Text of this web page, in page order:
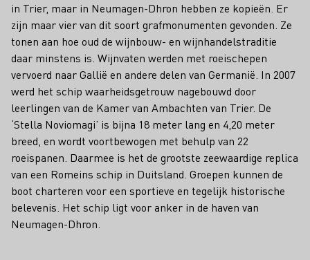
in Trier, maar in Neumagen-Dhron hebben ze kopieën. Er
zijn maar vier van dit soort grafmonumenten gevonden. Ze
tonen aan hoe oud de wijnbouw- en wijnhandelstraditie
daar minstens is. Wijnvaten werden met roeischepen
vervoerd naar Gallië en andere delen van Germanië. In 2007
werd het schip waarheidsgetrouw nagebouwd door
leerlingen van de Kamer van Ambachten van Trier. De
‘Stella Noviomagi’ is bijna 18 meter lang en 4,20 meter
breed, en wordt voortbewogen met behulp van 22
roeispanen. Daarmee is het de grootste zeewaardige replica
van een Romeins schip in Duitsland. Groepen kunnen de
boot charteren voor een sportieve en tegelijk historische
belevenis. Het schip ligt voor anker in de haven van
Neumagen-Dhron.